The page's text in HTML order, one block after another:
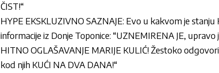
ČIST!“
HYPE EKSKLUZIVNO SAZNAJE: Evo u kakvom je
informacije iz Donje Toponice: “UZNEMIRENA JE, upravo
HITNO OGLAŠAVANJE MARIJE KULIĆ! Žestoko
kod njih KUĆI NA DVA DANA!“